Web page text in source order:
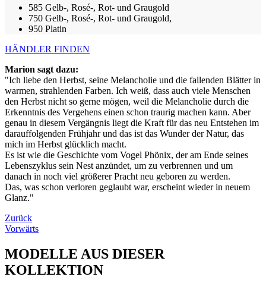
585 Gelb-, Rosé-, Rot- und Graugold
750 Gelb-, Rosé-, Rot- und Graugold,
950 Platin
HÄNDLER FINDEN
Marion sagt dazu:
"Ich liebe den Herbst, seine Melancholie und die fallenden Blätter in
warmen, strahlenden Farben. Ich weiß, dass auch viele Menschen
den Herbst nicht so gerne mögen, weil die Melancholie durch die
Erkenntnis des Vergehens einen schon traurig machen kann. Aber
genau in diesem Vergängnis liegt die Kraft für das neu Entstehen im
darauffolgenden Frühjahr und das ist das Wunder der Natur, das
mich im Herbst glücklich macht.
Es ist wie die Geschichte vom Vogel Phönix, der am Ende seines
Lebenszyklus sein Nest anzündet, um zu verbrennen und um
danach in noch viel größerer Pracht neu geboren zu werden.
Das, was schon verloren geglaubt war, erscheint wieder in neuem
Glanz."
Zurück
Vorwärts
MODELLE AUS DIESER
KOLLEKTION